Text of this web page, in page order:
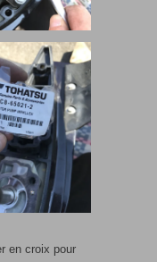
en croix pour